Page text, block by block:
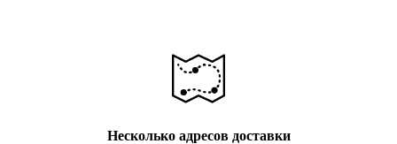
Несколько адресов доставки